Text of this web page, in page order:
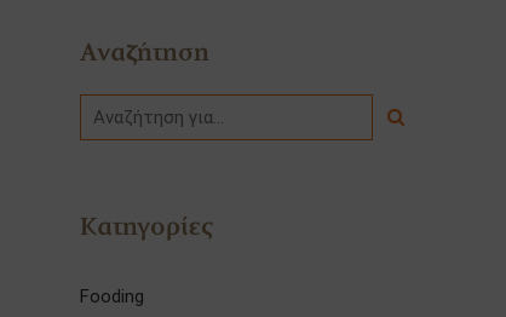
Αναζήτηση
Κατηγορίες
Fooding